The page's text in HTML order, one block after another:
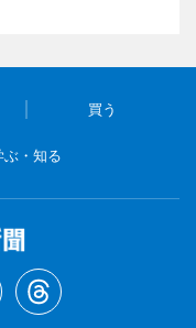
買う
ぶ・知る